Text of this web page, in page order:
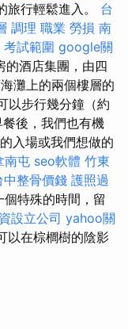
旅行輕鬆進入。 台
調理 職業 勞損 南
試範圍 google關
酒店集團，由四
灘上的兩個樓層的
以步行幾分鐘（約
後，我們也有機
入場或我們想做的
南屯 seo軟體 竹東
中整骨價錢 護照過
特殊的時間，留
設立公司 yahoo關
以在棕櫚樹的陰影